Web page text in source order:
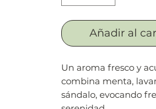
Añadir al
Un aroma fresco y
combina menta,
sándalo, evocando